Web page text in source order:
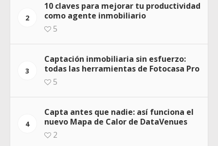
2
10 claves para mejorar tu productividad
como agente inmobiliario
5
3
Captación inmobiliaria sin esfuerzo:
todas las herramientas de Fotocasa Pro
5
4
Capta antes que nadie: así funciona el
nuevo Mapa de Calor de DataVenues
2